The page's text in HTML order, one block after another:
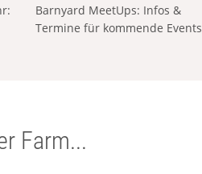
Barnyard MeetUps: Infos &
Termine für kommende Events
Farm...